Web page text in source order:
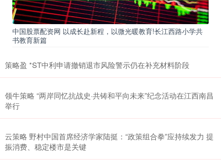
中国股票配资网 以成长赴新程，以微光暖教育!长江西路小学共
书教育新篇
策略盈 *ST中利申请撤销退市风险警示仍在补充材料阶段
领牛策略 “两岸同忆抗战史·共铸和平向未来”纪念活动在江西南昌
举行
云策略 野村中国首席经济学家陆挺：“政策组合拳”应持续发力 提
振消费、稳定楼市是关键